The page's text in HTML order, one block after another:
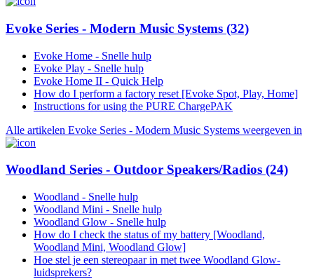
Evoke Series - Modern Music Systems (32)
Evoke Home - Snelle hulp
Evoke Play - Snelle hulp
Evoke Home II - Quick Help
How do I perform a factory reset [Evoke Spot, Play, Home]
Instructions for using the PURE ChargePAK
Alle artikelen Evoke Series - Modern Music Systems weergeven in
Woodland Series - Outdoor Speakers/Radios (24)
Woodland - Snelle hulp
Woodland Mini - Snelle hulp
Woodland Glow - Snelle hulp
How do I check the status of my battery [Woodland,
Woodland Mini, Woodland Glow]
Hoe stel je een stereopaar in met twee Woodland Glow-
luidsprekers?